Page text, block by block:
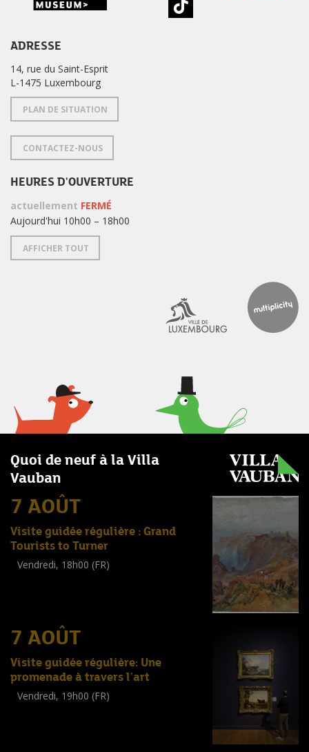
ADRESSE
14, rue du Saint-Esprit
L-1475 Luxembourg
PLAN DE SITUATION
CONTACTEZ-NOUS
HEURES D'OUVERTURE
actuellement FERMÉ
Aujourd'hui 10h00 – 18h00
AFFICHER TOUT
Quoi de neuf à la Villa
Vauban
7 AOÛT
Visite guidée régulière : Grand
Tourists to Turner
Vendredi, 18h00 (FR)
7 AOÛT
Visite guidée régulière: Une
promenade à travers l'art
Vendredi, 19h00 (FR)